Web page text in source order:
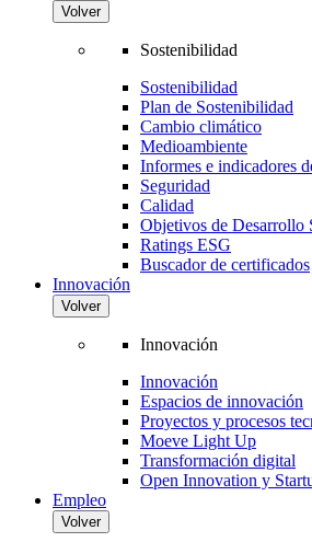
Volver
Sostenibilidad
Sostenibilidad
Plan de Sostenibilidad
Cambio climático
Medioambiente
Informes e indicadores
Seguridad
Calidad
Objetivos de Desarrollo
Ratings ESG
Buscador de certificados
Innovación
Volver
Innovación
Innovación
Espacios de innovación
Proyectos y procesos
Moeve Light Up
Transformación digital
Open Innovation y
Empleo
Volver